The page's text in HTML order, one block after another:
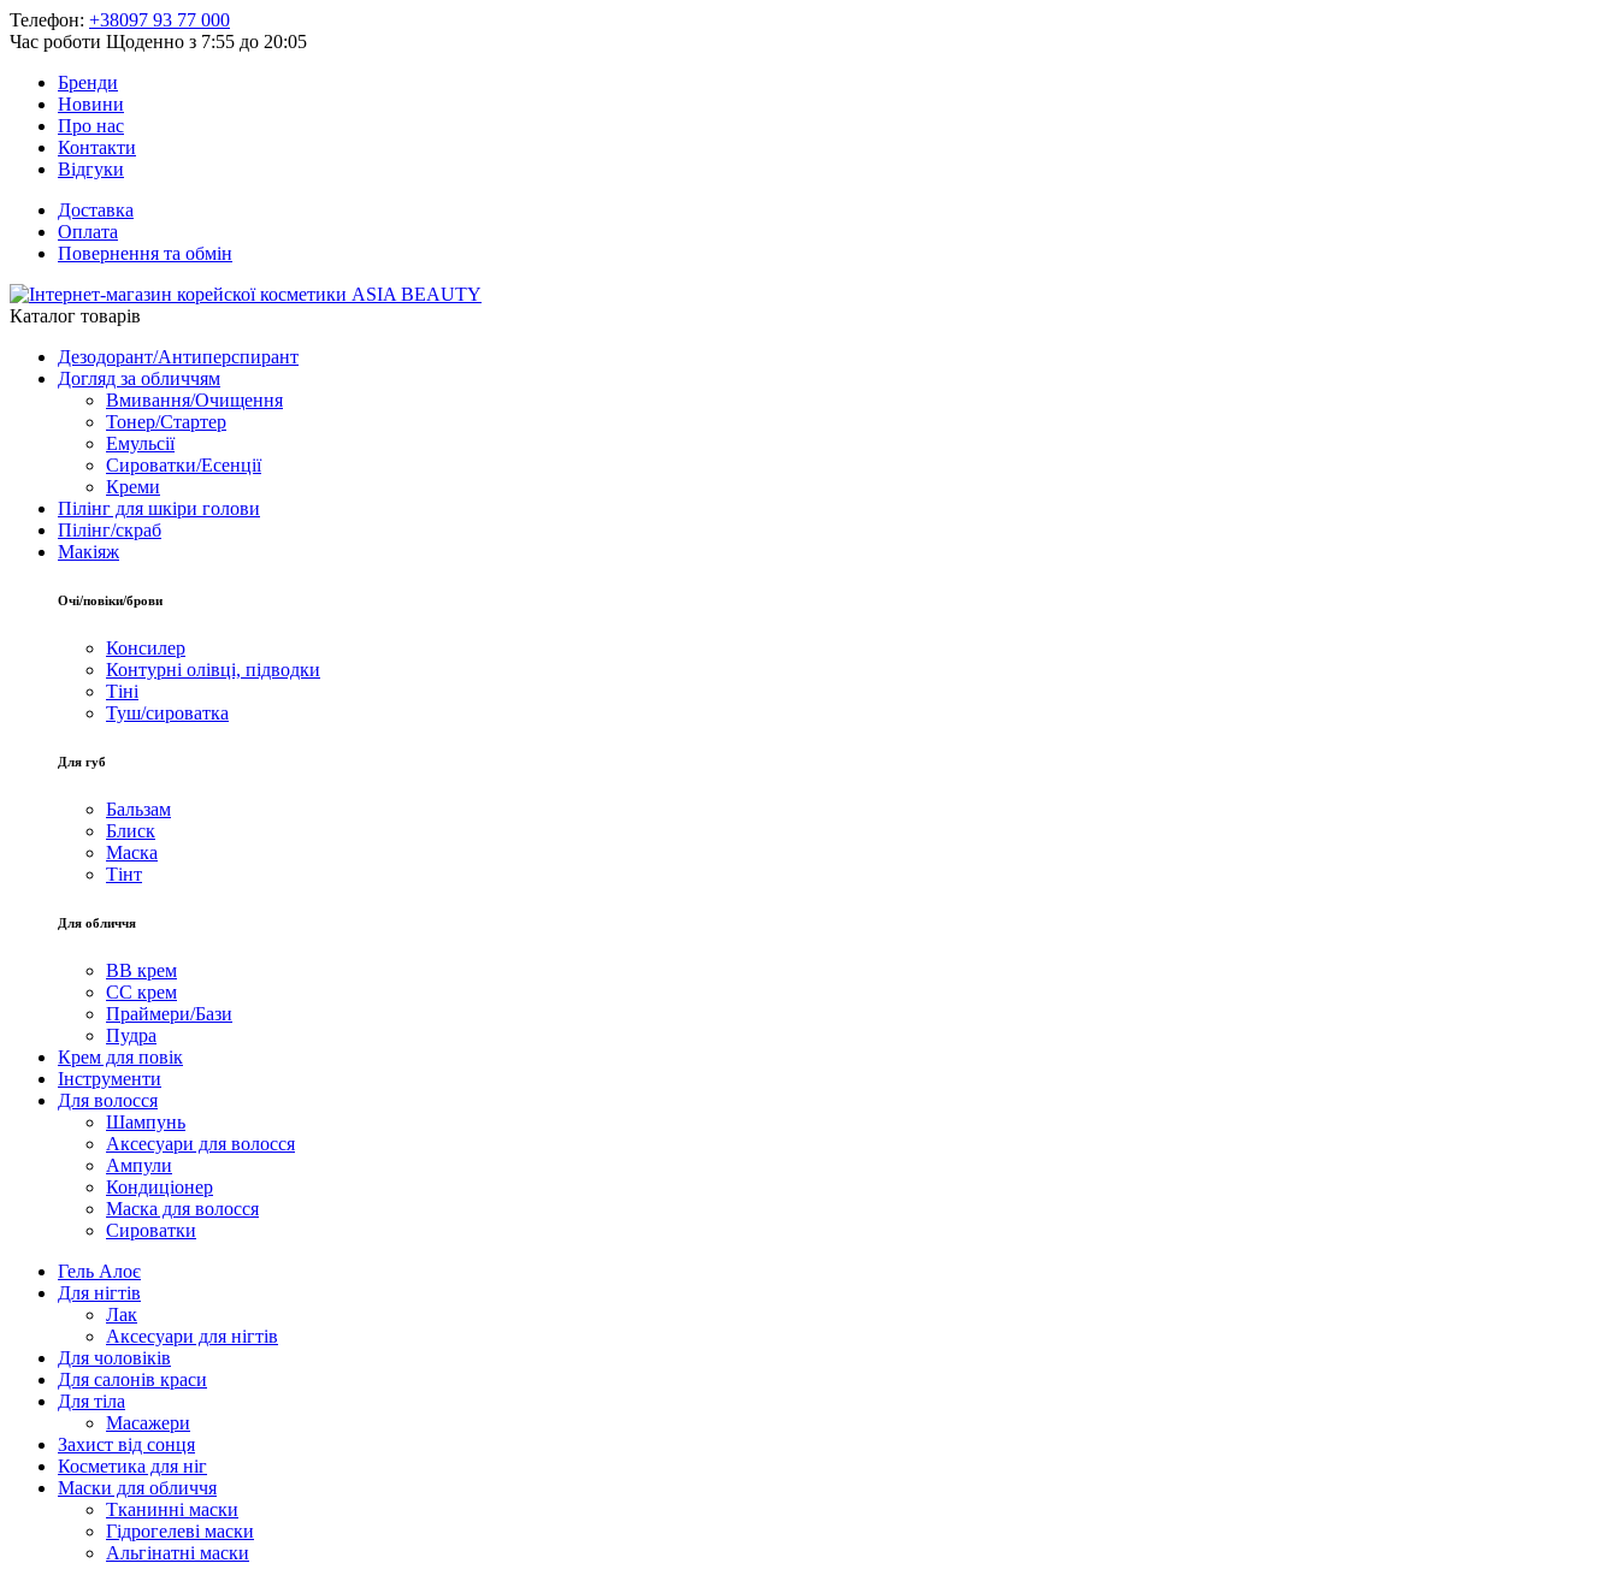
Телефон: +38097 93 77 000
Час роботи Щоденно з 7:55 до 20:05
Бренди
Новини
Про нас
Контакти
Відгуки
Доставка
Оплата
Повернення та обмін
Каталог товарів
Дезодорант/Антиперспирант
Догляд за обличчям
Вмивання/Очищення
Тонер/Стартер
Емульсії
Сироватки/Есенції
Креми
Пілінг для шкіри голови
Пілінг/скраб
Макіяж
Очі/повіки/брови
Консилер
Контурні олівці, підводки
Тіні
Туш/сироватка
Для губ
Бальзам
Блиск
Маска
Тінт
Для обличчя
BB крем
CC крем
Праймери/Бази
Пудра
Крем для повік
Інструменти
Для волосся
Шампунь
Аксесуари для волосся
Ампули
Кондиціонер
Маска для волосся
Сироватки
Гель Алоє
Для нігтів
Лак
Аксесуари для нігтів
Для чоловіків
Для салонів краси
Для тіла
Масажери
Захист від сонця
Косметика для ніг
Маски для обличчя
Тканинні маски
Гідрогелеві маски
Альгінатні маски